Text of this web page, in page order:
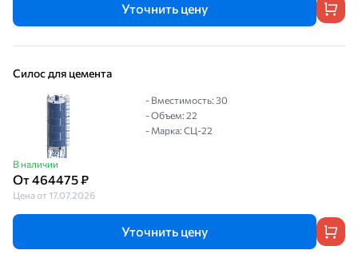
Уточнить цену
Силос для цемента
В наличии
От 464475 ₽
Цена от 17.07.2026
- Вместимость: 30
- Объем: 22
- Марка: СЦ-22
Уточнить цену